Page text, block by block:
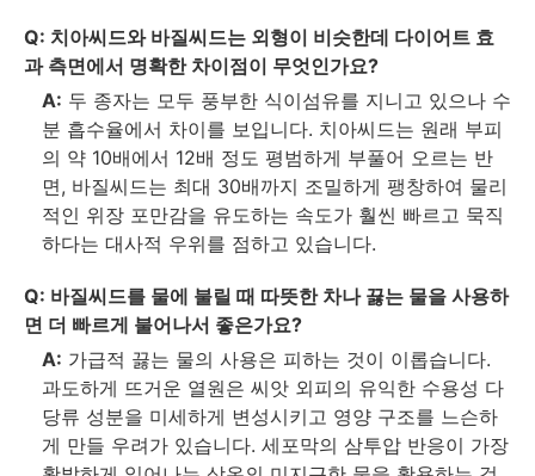
Q: 치아씨드와 바질씨드는 외형이 비슷한데 다이어트 효
과 측면에서 명확한 차이점이 무엇인가요?
A: 두 종자는 모두 풍부한 식이섬유를 지니고 있으나 수
분 흡수율에서 차이를 보입니다. 치아씨드는 원래 부피
의 약 10배에서 12배 정도 평범하게 부풀어 오르는 반
면, 바질씨드는 최대 30배까지 조밀하게 팽창하여 물리
적인 위장 포만감을 유도하는 속도가 훨씬 빠르고 묵직
하다는 대사적 우위를 점하고 있습니다.
Q: 바질씨드를 물에 불릴 때 따뜻한 차나 끓는 물을 사용하
면 더 빠르게 불어나서 좋은가요?
A: 가급적 끓는 물의 사용은 피하는 것이 이롭습니다.
과도하게 뜨거운 열원은 씨앗 외피의 유익한 수용성 다
당류 성분을 미세하게 변성시키고 영양 구조를 느슨하
게 만들 우려가 있습니다. 세포막의 삼투압 반응이 가장